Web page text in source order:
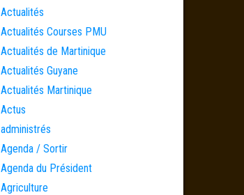
Actualités
Actualités Courses PMU
Actualités de Martinique
Actualités Guyane
Actualités Martinique
Actus
administrés
Agenda / Sortir
Agenda du Président
Agriculture